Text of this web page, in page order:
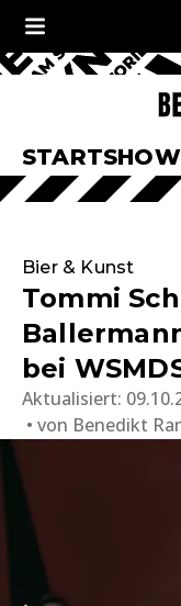
START
Bier & Kunst
Tommi
bei
Aktualisiert:
von Benedikt